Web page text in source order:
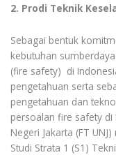
2. Prodi Teknik
Sebagai bentuk
kebutuhan
(fire safety) di
pengetahuan serta
pengetahuan dan
persoalan fire safety di
Negeri Jakarta (FT
Studi Strata 1 (S1)